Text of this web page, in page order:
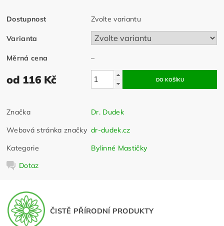
Dostupnost Zvolte variantu
Varianta
Měrná cena –
od 116 Kč
Značka
Dr. Dudek
Webová stránka značky dr-dudek.cz
Kategorie
Bylinné Mastičky
Dotaz
ČISTĚ PŘÍRODNÍ PRODUKTY